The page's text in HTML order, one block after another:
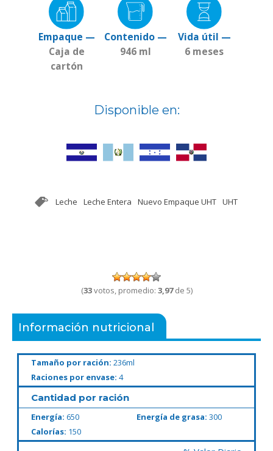
Empaque —
Caja de
cartón
Contenido —
946 ml
Vida útil —
6 meses
Disponible en:
Leche Leche Entera Nuevo Empaque UHT UHT
(33votos, promedio: 3,97de 5)
Información nutricional
Tamaño por ración: 236ml
Raciones por envase: 4
Cantidad por ración
Energía: 650 Energía de grasa: 300
Calorías: 150